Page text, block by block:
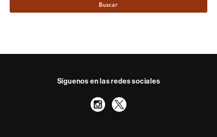
Buscar
Síguenos en las redes sociales
Instagram
Twitter